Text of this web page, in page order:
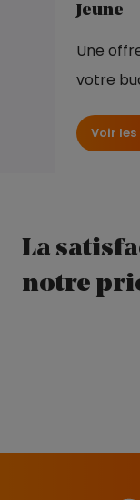
Jeune
Une
votre
Voir
La
notre